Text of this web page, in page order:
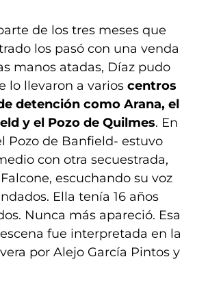
de los tres meses que
los pasó con una venda
manos atadas, Díaz pudo
lo llevaron a varios centros
detención como Arana, el
y el Pozo de Quilmes. En
Pozo de Banfield- estuvo
con otra secuestrada,
escuchando su voz
Ella tenía 16 años
Nunca más apareció. Esa
fue interpretada en la
por Alejo García Pintos y